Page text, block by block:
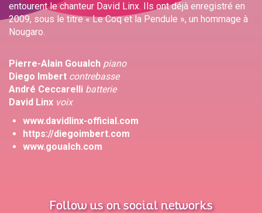
entourent le chanteur David Linx. Ils ont déjà enregistré en
2009, sous le titre « Le Coq et la Pendule », un hommage à
Nougaro.
Pierre-Alain Goualch piano
Diego Imbert contrebasse
André Ceccarelli batterie
David Linx voix
www.davidlinx-official.com
https://diegoimbert.com
www.goualch.com
Follow us on social networks